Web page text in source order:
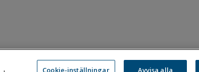
Cookie-inställningar Avvisa alla